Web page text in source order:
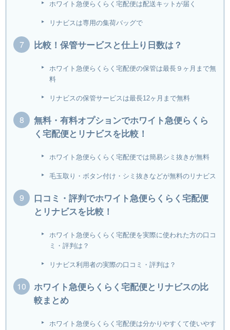
ホワイト急便らくらく宅配便は配送キットが届く
リナビスは専用の集荷バッグで
比較！保管サービスと仕上り日数は？
ホワイト急便らくらく宅配便の保管は最長９ヶ月まで無
料
リナビスの保管サービスは最長12ヶ月まで無料
無料・有料オプションでホワイト急便らくら
く宅配便とリナビスを比較！
ホワイト急便らくらく宅配便では簡易シミ抜きが無料
毛玉取り・ボタン付け・シミ抜きなどが無料のリナビス
口コミ・評判でホワイト急便らくらく宅配便
とリナビスを比較！
ホワイト急便らくらく宅配便を実際に使われた方の口コ
ミ・評判は？
リナビス利用者の実際の口コミ・評判は？
ホワイト急便らくらく宅配便とリナビスの比
較まとめ
ホワイト急便らくらく宅配便は分かりやすくて使いやす